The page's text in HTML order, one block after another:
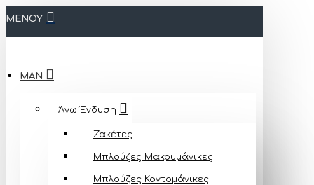
ΜΕΝΟΥ
MAN
Άνω Ένδυση
Ζακέτες
Μπλούζες Mακρυμάνικες
Μπλούζες Κοντομάνικες